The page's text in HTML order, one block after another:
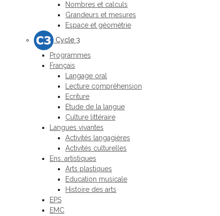
Nombres et calculs
Grandeurs et mesures
Espace et géométrie
Cycle 3
Programmes
Français
Langage oral
Lecture compréhension
Ecriture
Etude de la langue
Culture littéraire
Langues vivantes
Activités langagières
Activités culturelles
Ens. artistiques
Arts plastiques
Education musicale
Histoire des arts
EPS
EMC